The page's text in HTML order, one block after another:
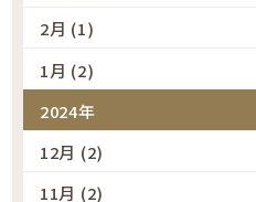
2月 (1)
1月 (2)
2024年
12月 (2)
11月 (2)